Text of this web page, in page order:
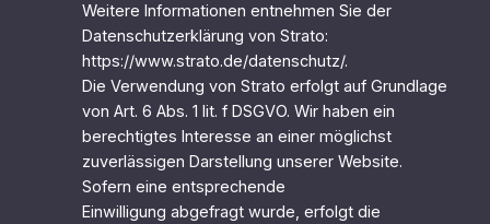
Weitere Informationen entnehmen Sie der
Datenschutzerklärung von Strato:
https://www.strato.de/datenschutz/.
Die Verwendung von Strato erfolgt auf Grundlage
von Art. 6 Abs. 1 lit. f DSGVO. Wir haben ein
berechtigtes Interesse an einer möglichst
zuverlässigen Darstellung unserer Website.
Sofern eine entsprechende
Einwilligung abgefragt wurde, erfolgt die